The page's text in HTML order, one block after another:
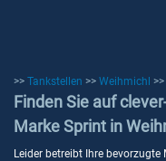
>> Tankstellen >> Weihmichl >>
Finden Sie auf
Marke Sprint in
Leider betreibt Ihre